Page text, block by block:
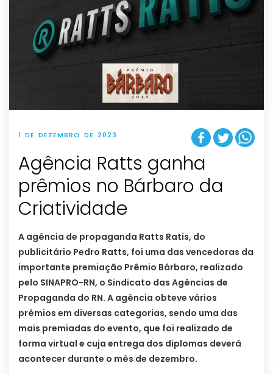
1 DE DEZEMBRO DE 2023
Agência Ratts ganha
prêmios no Bárbaro da
Criatividade
A agência de propaganda Ratts Ratis, do
publicitário Pedro Ratts, foi uma das vencedoras da
importante premiação Prêmio Bárbaro, realizado
pelo SINAPRO-RN, o Sindicato das Agências de
Propaganda do RN. A agência obteve vários
prêmios em diversas categorias, sendo uma das
mais premiadas do evento, que foi realizado de
forma virtual e cuja entrega dos diplomas deverá
acontecer durante o mês de dezembro.